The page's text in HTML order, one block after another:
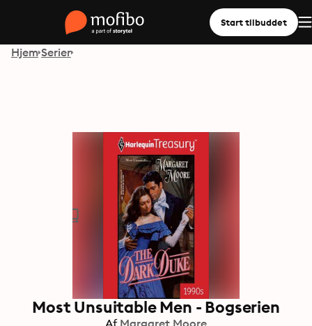
Start tilbuddet
Hjem Serier
Most Unsuitable Men - Bogserien
Af Margaret Moore